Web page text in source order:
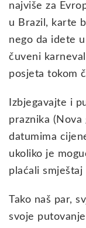
najviše za
u Brazil, karte
nego da idete
čuveni
posjeta tokom
Izbjegavajte i
praznika
datumima
ukoliko je
plaćali smještaj
Tako naš par,
svoje